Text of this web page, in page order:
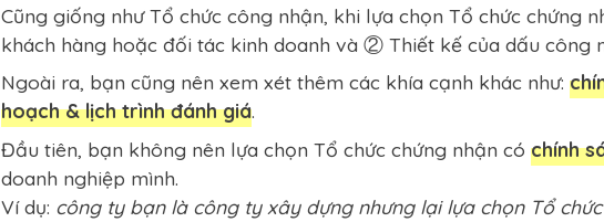
Cũng giống như Tổ chức công nhận, khi lựa chọn Tổ chức
khách hàng hoặc đối tác kinh doanh và ② Thiết kế của dấu công
Ngoài ra, bạn cũng nên xem xét thêm các khía cạnh khác như:
hoạch & lịch trình đánh giá.
Đầu tiên, bạn không nên lựa chọn Tổ chức chứng nhận có chính
doanh nghiệp mình.
Ví dụ: công ty bạn là công ty xây dựng nhưng lại lựa chọn Tổ